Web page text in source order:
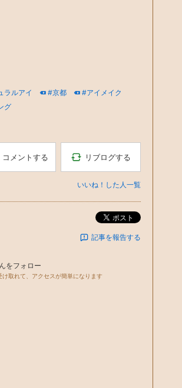
ラルアイ #京都
#アイメイク
グ
コメントする リブログする
いいね！した人一覧
ポスト
記事を報告する
をフォロー
け取れて、アクセスが簡単になります